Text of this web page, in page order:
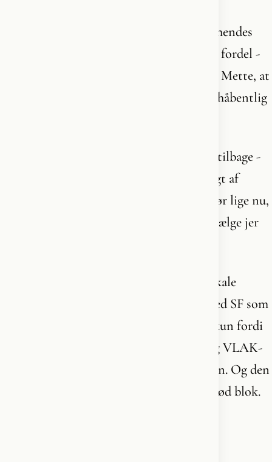
Det kan godt være Mette Frederiksen og hendes
nyttige idioter fik det hele vendt til deres fordel -
som vi kan takke Lars Løkke for. Men vid Mette, at
du er færdig efter denne omgang, som forhåbentlig
For selvom alle dine vælgere - dem der er tilbage -
valgte dig og dit parti, så blev du ikke valgt af
flertallet, og du sidder kun der, hvor du gør lige nu,
fordi du og Løkke begge var parate til at sælge jer
Socialdemokratiet, Moderaterne og Radikale
Venstre udgør en mindretalsregering - med SF som
villigt støtteparti udefra. Den eksisterer kun fordi
Lars Løkke nægtede at støtte en borgerlig VLAK-
regering uden Moderaterne. Det var prisen. Og den
betalte han, ved at lægge sig i armene på rød blok.